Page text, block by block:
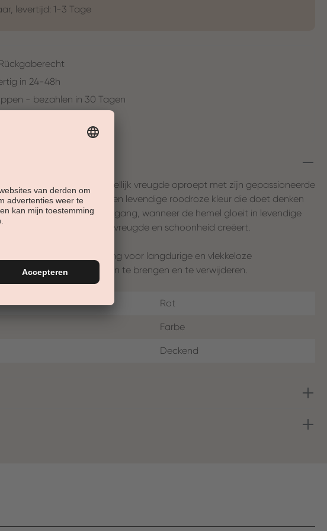
levertijd: 1-3 Tage
in 24-48h
- bezahlen in 30 Tagen
levendige kleur die onmiddellijk vreugde oproept met zijn gepassioneerde
levendigheid. Het is een levendige roodroze kleur die doet denken
van een zonsondergang, wanneer de hemel gloeit in levendige
en een sfeer van pure vreugde en schoonheid creëert.
Off System is de oplossing voor langdurige en vlekkeloze
Snel en gemakkelijk aan te brengen en te verwijderen.
Rot
Farbe
Deckend